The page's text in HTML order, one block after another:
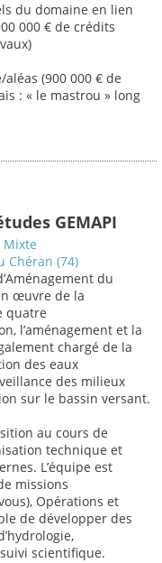
du domaine en lien
000 € de crédits
(900 000 € de
: « le mastrou » long
GEMAPI
Mixte
Chéran (74)
du
œuvre de la
quatre
l’aménagement et la
chargé de la
des eaux
des milieux
sur le bassin versant.
au cours de
technique et
L’équipe est
missions
Opérations et
de développer des
scientifique.